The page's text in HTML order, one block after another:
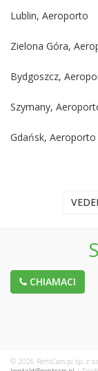
Lublin, Aeroporto
Zielona Góra,
Bydgoszcz,
Szymany,
Gdańsk, Aeroporto
CHIAMACI
© 2026 RentCars.pl sp. z